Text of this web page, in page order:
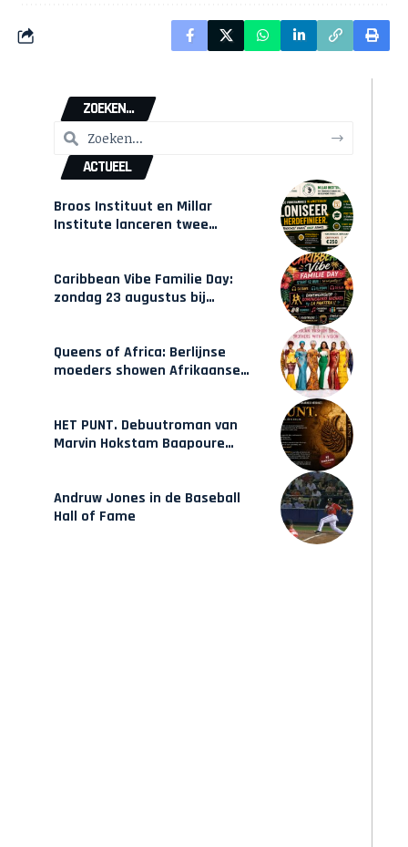
ZOEKEN...
ACTUEEL
Broos Instituut en Millar
Institute lanceren twee
Caribbean Vibe Familie Day:
zondag 23 augustus bij
Queens of Africa: Berlijnse
moeders showen Afrikaanse
HET PUNT. Debuutroman van
Marvin Hokstam Baapoure
Andruw Jones in de Baseball
Hall of Fame